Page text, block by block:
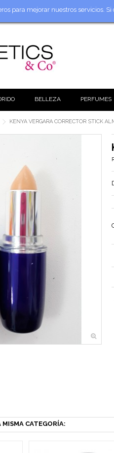
para mejorar nuestros servicios.
BELLEZA PERFUMES
KENYA VERGARA CORRECTOR STICK
CATEGORÍA: